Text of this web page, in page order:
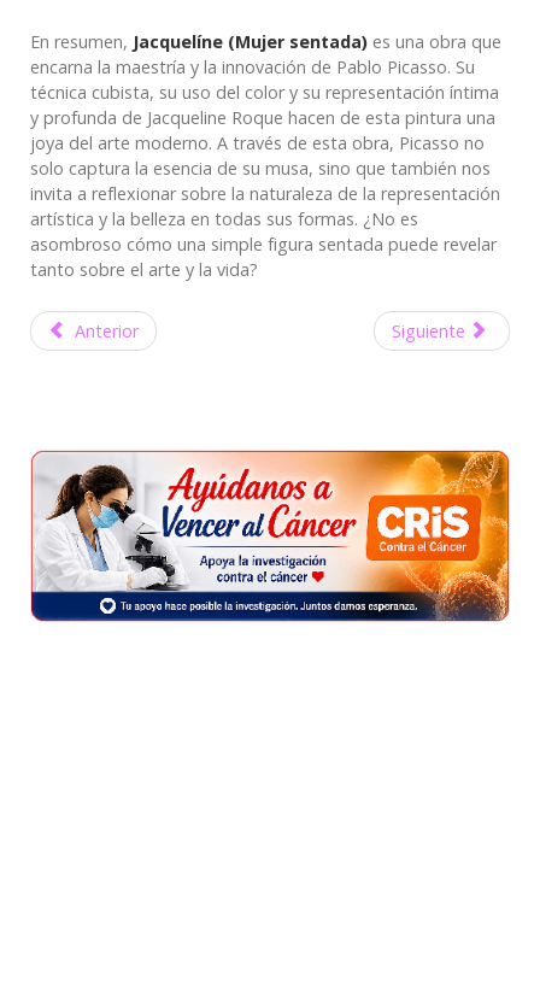
En resumen, Jacquelíne (Mujer sentada) es una obra que
encarna la maestría y la innovación de Pablo Picasso. Su
técnica cubista, su uso del color y su representación íntima
y profunda de Jacqueline Roque hacen de esta pintura una
joya del arte moderno. A través de esta obra, Picasso no
solo captura la esencia de su musa, sino que también nos
invita a reflexionar sobre la naturaleza de la representación
artística y la belleza en todas sus formas. ¿No es
asombroso cómo una simple figura sentada puede revelar
tanto sobre el arte y la vida?
Anterior Siguiente